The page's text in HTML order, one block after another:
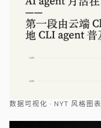
数据可视化 · NYT 风格图表